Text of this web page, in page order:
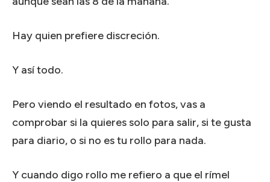
Hay quien prefiere discreción.
Y así todo.
Pero viendo el resultado en fotos, vas a
comprobar si la quieres solo para salir, si te gusta
para diario, o si no es tu rollo para nada.
Y cuando digo rollo me refiero a que el rímel